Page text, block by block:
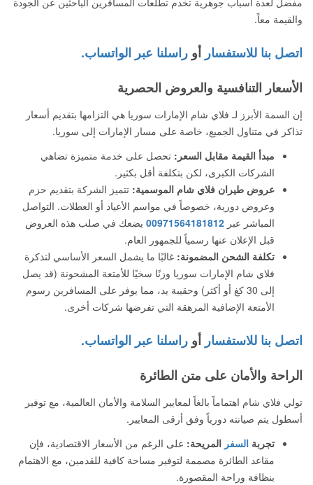
والقيمة معاً.
اتصل بنا للاستفسار أو راسلنا عبر الواتساب.
الأسعار التنافسية والعروض الحصرية
إن السمة الأبرز لـ فلاي شام الإمارات سوريا هي التزامها بتقديم أسعار
تذاكر في متناول الجميع، خاصة على مسار الإمارات إلى سوريا.
مبدأ القيمة مقابل السعر: تحصل على خدمة متميزة تضاهي
الشركات الكبرى، لكن بتكلفة أقل بكثير.
عروض طيران فلاي شام الموسمية: تتميز الشركة بتقديم حزم
وعروض دورية، خصوصاً في مواسم الأعياد أو العطلات. التواصل
المباشر عبر 00971564181812 يضعك في صلب هذه العروض
قبل الإعلان عنها رسمياً للجمهور العام.
تكلفة الشحن المضمونة: غالبًا ما يشمل السعر الأساسي لتذكرة
فلاي شام الإمارات سوريا وزنًا سخيًا للأمتعة المشحونة (قد يصل
إلى 30 كغ أو أكثر) وحقيبة يد، مما يوفر على المسافرين رسوم
الأمتعة الإضافية المرهقة التي تفرضها شركات أخرى.
اتصل بنا للاستفسار أو راسلنا عبر الواتساب.
الراحة والأمان على متن الطائرة
تولي فلاي شام اهتماماً بالغاً لمعايير السلامة والأمان العالمية، مع توفير
أسطول يتم صيانته دورياً وفق أرقى المعايير.
تجربة السفر المريحة: على الرغم من الأسعار الاقتصادية، فإن
مقاعد الطائرة مصممة لتوفير مساحة كافية للقدمين، مع الاهتمام
بنظافة وراحة المقصورة.